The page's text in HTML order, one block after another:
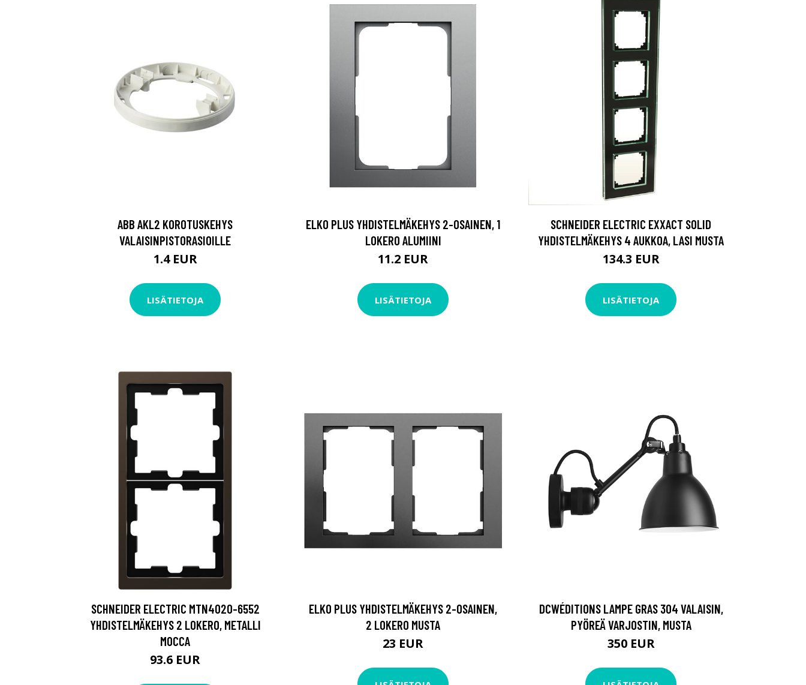
ABB AKL2 KOROTUSKEHYS
VALAISINPISTORASIOILLE
1.4 EUR
LISÄTIETOJA
ELKO PLUS YHDISTELMÄKEHYS 2-OSAINEN, 1
LOKERO ALUMIINI
11.2 EUR
LISÄTIETOJA
SCHNEIDER ELECTRIC EXXACT SOLID
YHDISTELMÄKEHYS 4 AUKKOA, LASI MUSTA
134.3 EUR
LISÄTIETOJA
SCHNEIDER ELECTRIC MTN4020-6552
YHDISTELMÄKEHYS 2 LOKERO, METALLI
MOCCA
93.6 EUR
ELKO PLUS YHDISTELMÄKEHYS 2-OSAINEN,
2 LOKERO MUSTA
23 EUR
DCWÉDITIONS LAMPE GRAS 304 VALAISIN,
PYÖREÄ VARJOSTIN, MUSTA
350 EUR